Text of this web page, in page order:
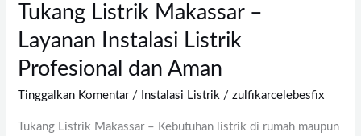
Tukang Listrik Makassar –
Layanan Instalasi Listrik
Profesional dan Aman
Tinggalkan Komentar / Instalasi Listrik /zulfikarcelebesfix
Tukang Listrik Makassar – Kebutuhan listrik di rumah maupun